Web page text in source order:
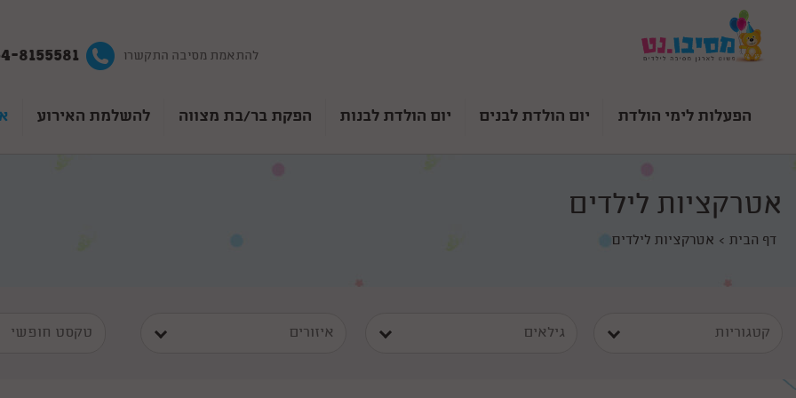
8155581 להתאמת מסיבה התקשרו
הפעלות לימי הולדת יום הולדת לבנים יום הולדת לבנות הפקת בר/בת מצווה להשלמת האירוע
אטרקציות לילדים
דף הבית אטרקציות לילדים
קטגוריות גילאים איזורים